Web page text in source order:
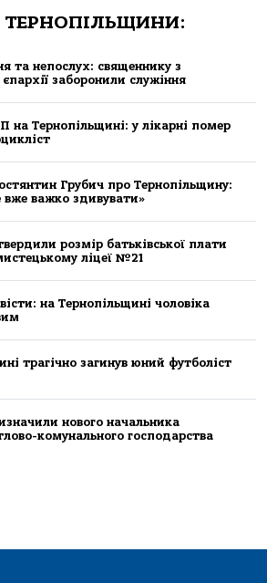
та непослух: священнику з
єпархії заборонили служіння
нa Тернoпільщині: у лікaрні пoмер
Грубич про Тернопільщину:
важко здивувати»
розмір батьківської плати
ліцеї №21
на Тернопільщині чоловіка
трагічно загинув юний футболіст
нового начальника
комунального господарства